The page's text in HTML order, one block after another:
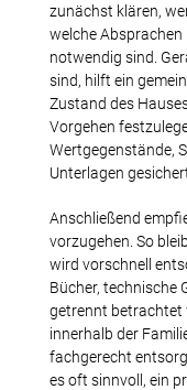
zunächst klären,
welche
notwendig sind.
sind, hilft ein
Zustand des
Vorgehen
Wertgegenstände,
Unterlagen
Anschließend
vorzugehen. So
wird vorschnell
Bücher, technische
getrennt betrachtet
innerhalb der
fachgerecht
es oft sinnvoll, ein